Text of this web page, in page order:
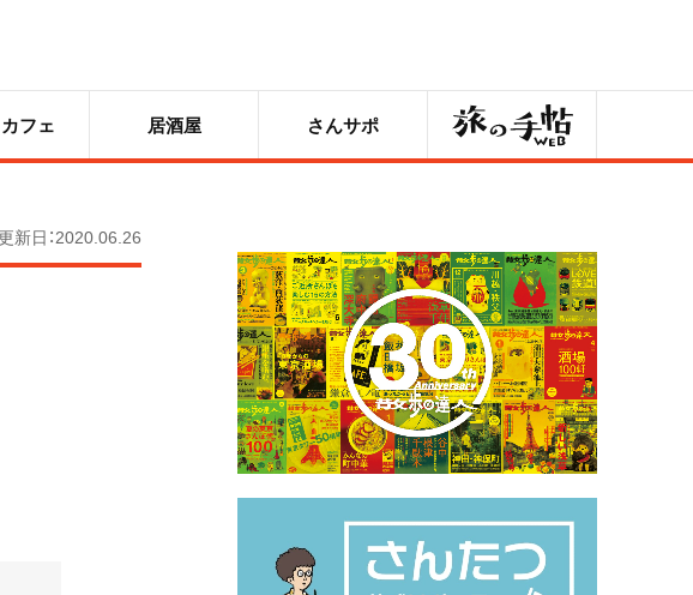
フェ 居酒屋 さんサポ 旅の手帖
新日：2020.06.26